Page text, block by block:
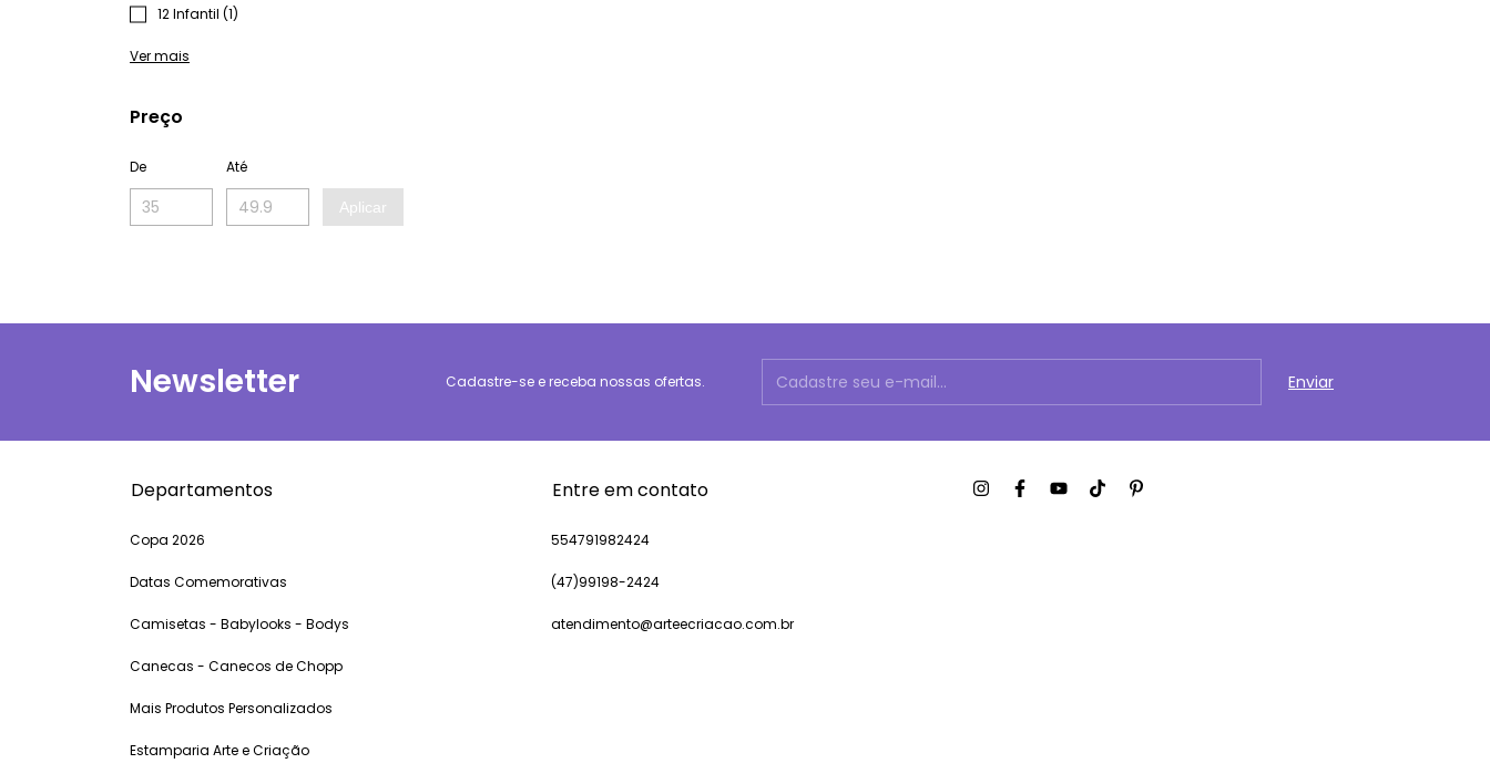
12 Infantil (1)
Ver mais
Preço
De Até
Aplicar
Newsletter Cadastre-se e receba nossas ofertas.
Departamentos
Copa 2026
Datas Comemorativas
Camisetas - Babylooks - Bodys
Canecas - Canecos de Chopp
Mais Produtos Personalizados
Estamparia Arte e Criação
Entre em contato
554791982424
(47)99198-2424
atendimento@arteecriacao.com.br